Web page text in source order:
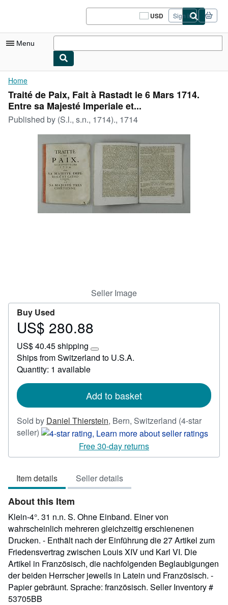
USD
Site
shopping
Sign in
Menu
My Account
My Purchases
Sign Off
Advanced Search
Browse Collections
Rare Books
Art & Collectibles
Textbooks
Home
Traité de Paix, Fait à Rastadt le 6 Mars 1714.
Entre sa Majesté Imperiale et...
Published by (S.l., s.n., 1714)., 1714
Seller Image
Buy Used
Price
280.88
US$ 280.88
US$ 40.45 shipping
Learn
more
rates
Ships from Switzerland to U.S.A.
Quantity: 1 available
Add to basket
Sold by Daniel Thierstein, Bern, Switzerland (4-star
seller) Seller
4
of
5
stars
Free 30-day returns
Item details Seller details
About this Item
Klein-4°. 31 n.n. S. Ohne Einband. Einer von
wahrscheinlich mehreren gleichzeitig erschienenen
Drucken. - Enthält nach der Einführung die 27 Artikel zum
Friedensvertrag zwischen Louis XIV und Karl VI. Die
Artikel in Französisch, die nachfolgenden Beglaubigungen
der beiden Herrscher jeweils in Latein und Französisch. -
Papier gebräunt. Sprache: französisch. Seller Inventory #
53705BB